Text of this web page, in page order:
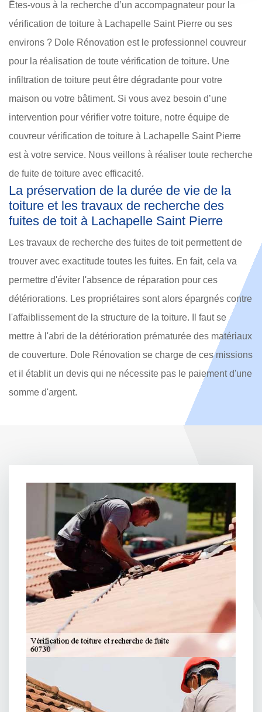
Êtes-vous à la recherche d’un accompagnateur pour la
vérification de toiture à Lachapelle Saint Pierre ou ses
environs ? Dole Rénovation est le professionnel couvreur
pour la réalisation de toute vérification de toiture. Une
infiltration de toiture peut être dégradante pour votre
maison ou votre bâtiment. Si vous avez besoin d’une
intervention pour vérifier votre toiture, notre équipe de
couvreur vérification de toiture à Lachapelle Saint Pierre
est à votre service. Nous veillons à réaliser toute recherche
de fuite de toiture avec efficacité.
La préservation de la durée de vie de la
toiture et les travaux de recherche des
fuites de toit à Lachapelle Saint Pierre
Les travaux de recherche des fuites de toit permettent de
trouver avec exactitude toutes les fuites. En fait, cela va
permettre d'éviter l'absence de réparation pour ces
détériorations. Les propriétaires sont alors épargnés contre
l'affaiblissement de la structure de la toiture. Il faut se
mettre à l'abri de la détérioration prématurée des matériaux
de couverture. Dole Rénovation se charge de ces missions
et il établit un devis qui ne nécessite pas le paiement d'une
somme d'argent.